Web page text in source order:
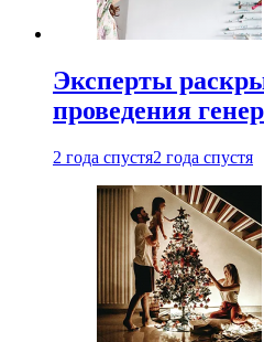
Эксперты
проведения
2 года спустя2 года спустя